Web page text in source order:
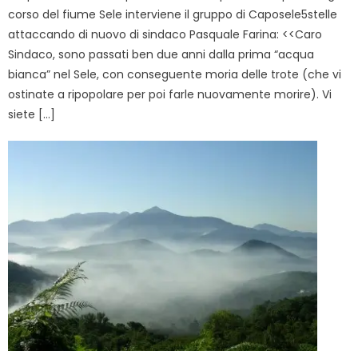
corso del fiume Sele interviene il gruppo di Caposele5stelle
attaccando di nuovo di sindaco Pasquale Farina: <<Caro
Sindaco, sono passati ben due anni dalla prima “acqua
bianca” nel Sele, con conseguente moria delle trote (che vi
ostinate a ripopolare per poi farle nuovamente morire). Vi
siete […]